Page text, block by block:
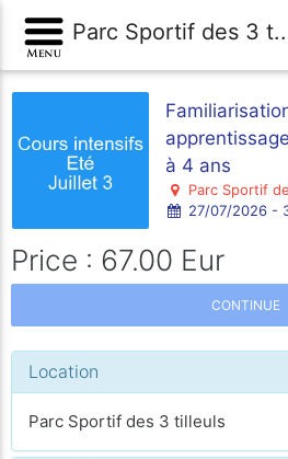
Parc Sportif des 3
à 4 ans
Parc Sportif
27/07/2026 -
Price : 67.00 Eur
CONTINUE
Location
Parc Sportif des 3 tilleuls